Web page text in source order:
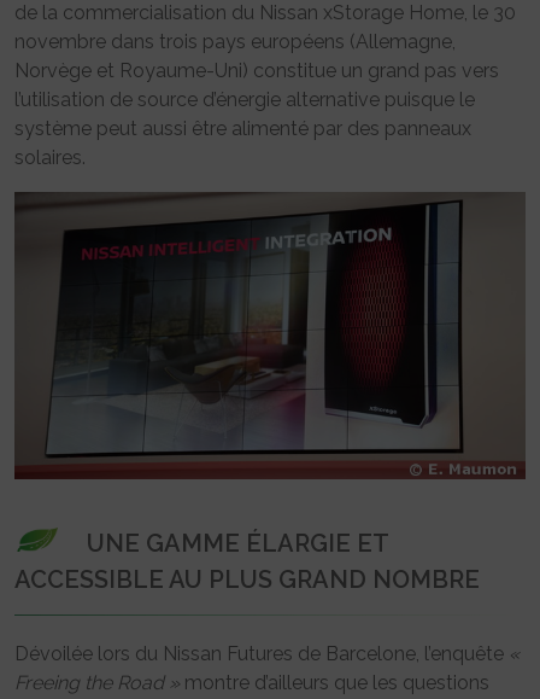
de la commercialisation du Nissan xStorage Home, le 30
novembre dans trois pays européens (Allemagne,
Norvège et Royaume-Uni) constitue un grand pas vers
l’utilisation de source d’énergie alternative puisque le
système peut aussi être alimenté par des panneaux
solaires.
UNE GAMME ÉLARGIE ET
ACCESSIBLE AU PLUS GRAND NOMBRE
Dévoilée lors du Nissan Futures de Barcelone, l’enquête «
Freeing the Road » montre d’ailleurs que les questions